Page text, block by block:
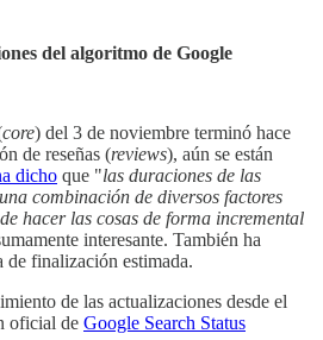
del algoritmo de Google
core) del 3 de noviembre terminó hace
de reseñas (reviews), aún se están
dicho que "las duraciones de las
combinación de diversos factores
hacer las cosas de forma incremental
interesante. También ha
de finalización estimada.
de las actualizaciones desde el
oficial de Google Search Status